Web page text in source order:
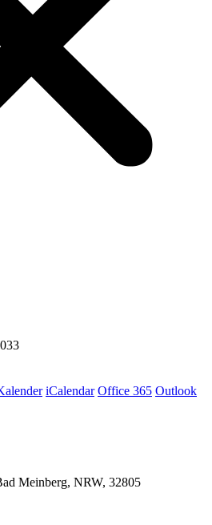
iCalendar Office 365 Outlook
Meinberg, NRW, 32805